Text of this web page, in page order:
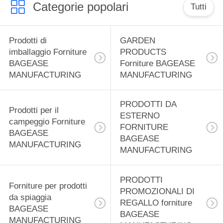
MANUFACTURING
Prodotti per CANI E
GATTI Forniture
BAGEASE
MANUFACTURING
55
PRODOTTI IN
MOVIMENTO
FORNITURE
BAGEASE
Categorie popolari Tutti
Prodotti di
imballaggio Forniture
BAGEASE
MANUFACTURING
GARDEN
PRODUCTS
Forniture BAGEASE
MANUFACTURING
Prodotti per il
campeggio Forniture
BAGEASE
MANUFACTURING
PRODOTTI DA
ESTERNO
FORNITURE
BAGEASE
MANUFACTURING
Forniture per prodotti
da spiaggia
BAGEASE
MANUFACTURING
PRODOTTI
PROMOZIONALI DI
REGALLO forniture
BAGEASE